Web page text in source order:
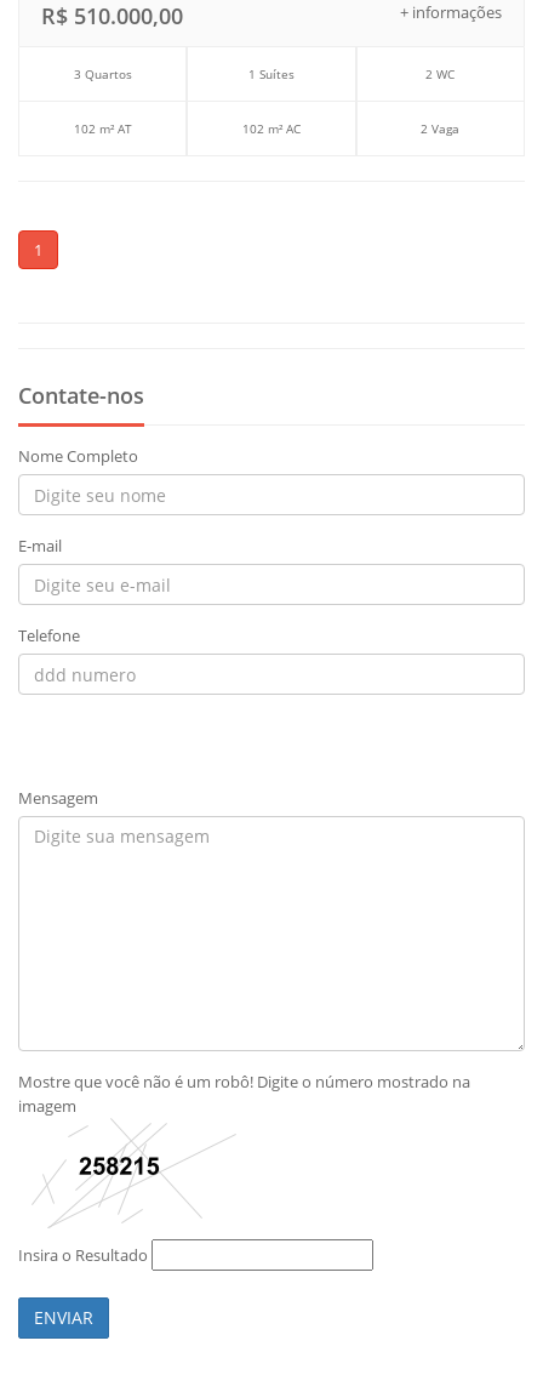
+ informações
R$ 510.000,00
3 Quartos 1 Suítes 2 WC
102 m² AT 102 m² AC 2 Vaga
1
Contate-nos
Nome Completo
E-mail
Telefone
Mensagem
Mostre que você não é um robô! Digite o número mostrado na
imagem
Insira o Resultado
ENVIAR